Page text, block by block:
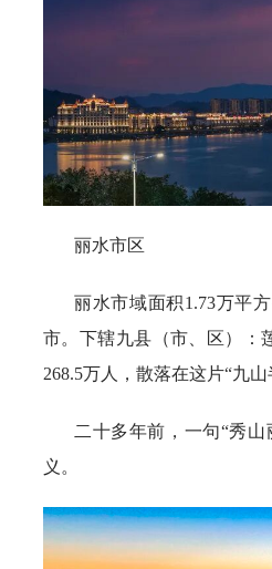
丽水市区
丽水市域面积1.73万平
市。下辖九县（市、区）：
268.5万人，散落在这片“九山
二十多年前，一句“秀
义。